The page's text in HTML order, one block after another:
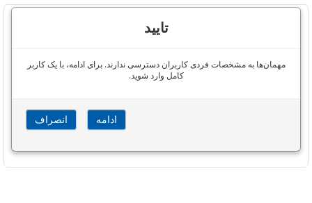
تایید
مهمان‌ها به مشخصات فردی کاربران دسترسی ندارند. برای ادامه، با یک کاربر
کامل وارد شوید.